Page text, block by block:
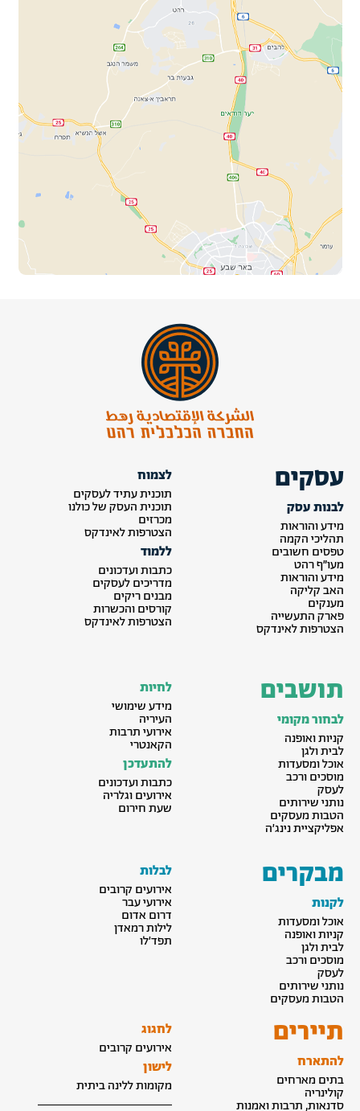
עסקים
לבנות עסק
מידע והוראות
תהליכי הקמה
טפסים חשובים
מעו״ף רהט
מידע והוראות
האב קליקה
מענקים
פארק התעשייה
הצטרפות לאינדקס
לצמוח
תוכנית עתיד לעסקים
תוכנית העסק של כולנו
מכרזים
הצטרפות לאינדקס
ללמוד
כתבות ועדכונים
מדריכים לעסקים
מבנים ריקים
קורסים והכשרות
הצטרפות לאינדקס
תושבים
לבחור מקומי
קניות ואופנה
לבית ולגן
אוכל ומסעדות
מוסכים ורכב
לעסק
נותני שירותים
הטבות מעסקים
אפליקציית נינג׳ה
לחיות
מידע שימושי
העיריה
אירועי תרבות
הקאנטרי
להתעדכן
כתבות ועדכונים
אירועים וגלריה
שעת חירום
מבקרים
לקנות
אוכל ומסעדות
קניות ואופנה
לבית ולגן
מוסכים ורכב
לעסק
נותני שירותים
הטבות מעסקים
לבלות
אירועים קרובים
אירועי עבר
דרום אדום
לילות רמאדן
תפד׳לו
תיירים
להתארח
בתים מארחים
קולינריה
סדנאות, תרבות ואמנות
לחגוג
אירועים קרובים
לישון
מקומות ללינה ביתית